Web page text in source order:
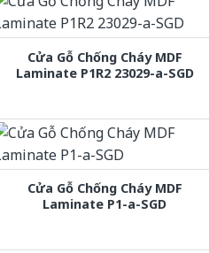
Cửa Gỗ Chống Cháy MDF
Laminate P1R2 23029-a-SGD
Cửa Gỗ Chống Cháy MDF
Laminate P1-a-SGD